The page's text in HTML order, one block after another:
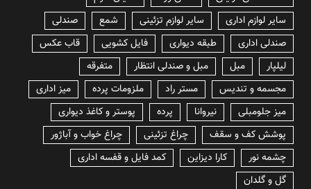
سایر لوازم اداری
سایر لوازم تزئینی شمع
صندلی
صندلی اداری
طبقه دیواری فایل کشویی
قاب عکس
لیلپار
مبل مبل و صندلی انتظار
متفرقه
مجسمه و تندیس
مستر راد ملزومات پرده
میز اداری
میز جلومبلی
نیروانا پرده
پوستر و کاغذ دیواری
پوشش کف و سقف
چراغ تزئینی
چراغ خواب و آباژور
چشمه نور
کارا دیزاین
کمد فایل و قفسه اداری
گل و گلدان